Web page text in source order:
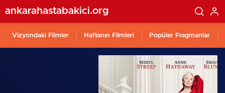
ankarahastabakici.org
Vizyondaki Filmler Haftanın Filmleri Popüler Fragmanlar